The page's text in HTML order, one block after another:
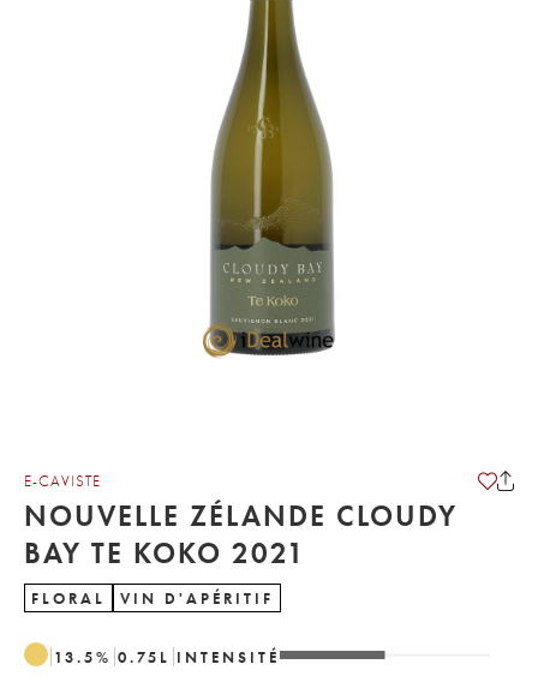
E-CAVISTE
NOUVELLE ZÉLANDE CLOUDY
BAY TE KOKO 2021
FLORAL VIN D'APÉRITIF
13.5% 0.75 L INTENSITÉ